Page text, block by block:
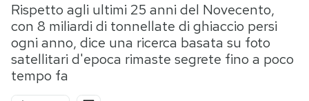
Scienza
Economia
Sport
Media
Europa
Altrecose
Rispetto agli ultimi 25 anni del Novecento,
con 8 miliardi di tonnellate di ghiaccio persi
ogni anno, dice una ricerca basata su foto
satellitari d'epoca rimaste segrete fino a poco
tempo fa